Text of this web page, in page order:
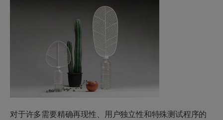
对于许多需要精确再现性、用户独立性和特殊测试程序的